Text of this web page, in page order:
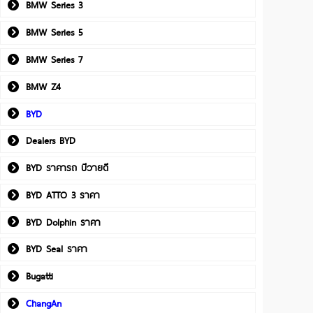
BMW Series 3
BMW Series 5
BMW Series 7
BMW Z4
BYD
Dealers BYD
BYD ราคารถ บีวายดี
BYD ATTO 3 ราคา
BYD Dolphin ราคา
BYD Seal ราคา
Bugatti
ChangAn